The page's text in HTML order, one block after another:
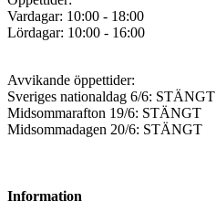
Vardagar: 10:00 - 18:00
Lördagar: 10:00 - 16:00
Avvikande öppettider:
Sveriges nationaldag 6/6: STÄNGT
Midsommarafton 19/6: STÄNGT
Midsommadagen 20/6: STÄNGT
Information